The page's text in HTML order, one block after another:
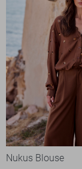
Nukus Blouse